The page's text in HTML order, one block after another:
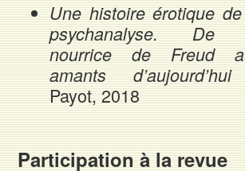
Une histoire érotique
psychanalyse. De
nourrice de Freud
amants d’aujourd’hui
Payot, 2018
Participation à la revue